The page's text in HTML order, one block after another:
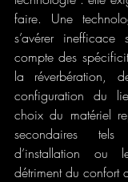
faire. Une
s’avérer
compte des
la réverbération,
configuration du
choix du matériel
secondaires
d’installation ou
détriment du confort